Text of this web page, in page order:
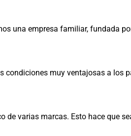
una empresa familiar, fundada
muy ventajosas a
de varias marcas. Esto hace que